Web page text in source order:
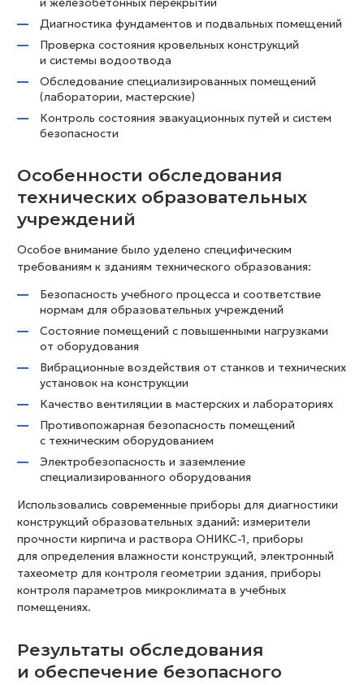
Диагностика фундаментов и подвальных помещений
Проверка состояния кровельных конструкций
и системы водоотвода
Обследование специализированных помещений
(лаборатории, мастерские)
Контроль состояния эвакуационных путей и систем
безопасности
Особенности обследования
технических образовательных
учреждений
Особое внимание было уделено специфическим
требованиям к зданиям технического образования:
Безопасность учебного процесса и соответствие
нормам для образовательных учреждений
Состояние помещений с повышенными нагрузками
от оборудования
Вибрационные воздействия от станков и технических
установок на конструкции
Качество вентиляции в мастерских и лабораториях
Противопожарная безопасность помещений
с техническим оборудованием
Электробезопасность и заземление
специализированного оборудования
Использовались современные приборы для диагностики
конструкций образовательных зданий: измерители
прочности кирпича и раствора ОНИКС-1, приборы
для определения влажности конструкций, электронный
тахеометр для контроля геометрии здания, приборы
контроля параметров микроклимата в учебных
помещениях.
Результаты обследования
и обеспечение безопасного